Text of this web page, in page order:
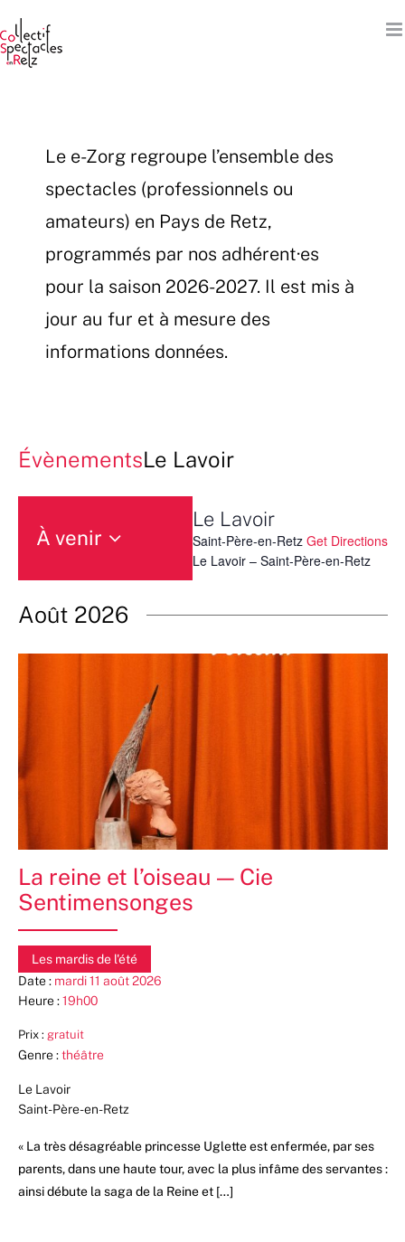
au
contenu
Le e-Zorg regroupe l’ensemble des
spectacles (professionnels ou
amateurs) en Pays de Retz,
programmés par nos adhérent·es
pour la saison 2026-2027. Il est mis à
jour au fur et à mesure des
informations données.
ÉvènementsLe Lavoir
Le Lavoir
Saint-Père-en-Retz Get Directions
Le Lavoir – Saint-Père-en-Retz
À venir
une
date.
Août 2026
La reine et l’oiseau — Cie
Sentimensonges
Les mardis de l'été
Date : mardi 11 août 2026
Heure :19h00
Prix : gratuit
Genre :théâtre
Le Lavoir
Saint-Père-en-Retz
« La très désagréable princesse Uglette est enfermée, par ses
parents, dans une haute tour, avec la plus infâme des servantes :
ainsi débute la saga de la Reine et […]